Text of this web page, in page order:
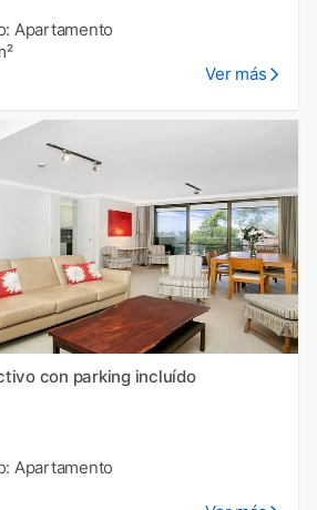
Apartamento
Ver más
con parking incluído
Apartamento